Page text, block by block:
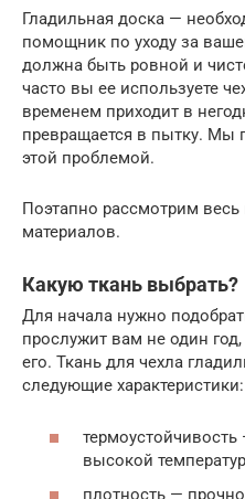
Гладильная доска —
помощник по уходу за
должна быть ровной и
часто вы ее используете
временем приходит в
превращается в пытку. Мы
этой проблемой.
Поэтапно рассмотрим
материалов.
Какую ткань выбрать?
Для начала нужно
прослужит вам не один
его. Ткань для чехла
следующие характеристики:
высокой
плотность —